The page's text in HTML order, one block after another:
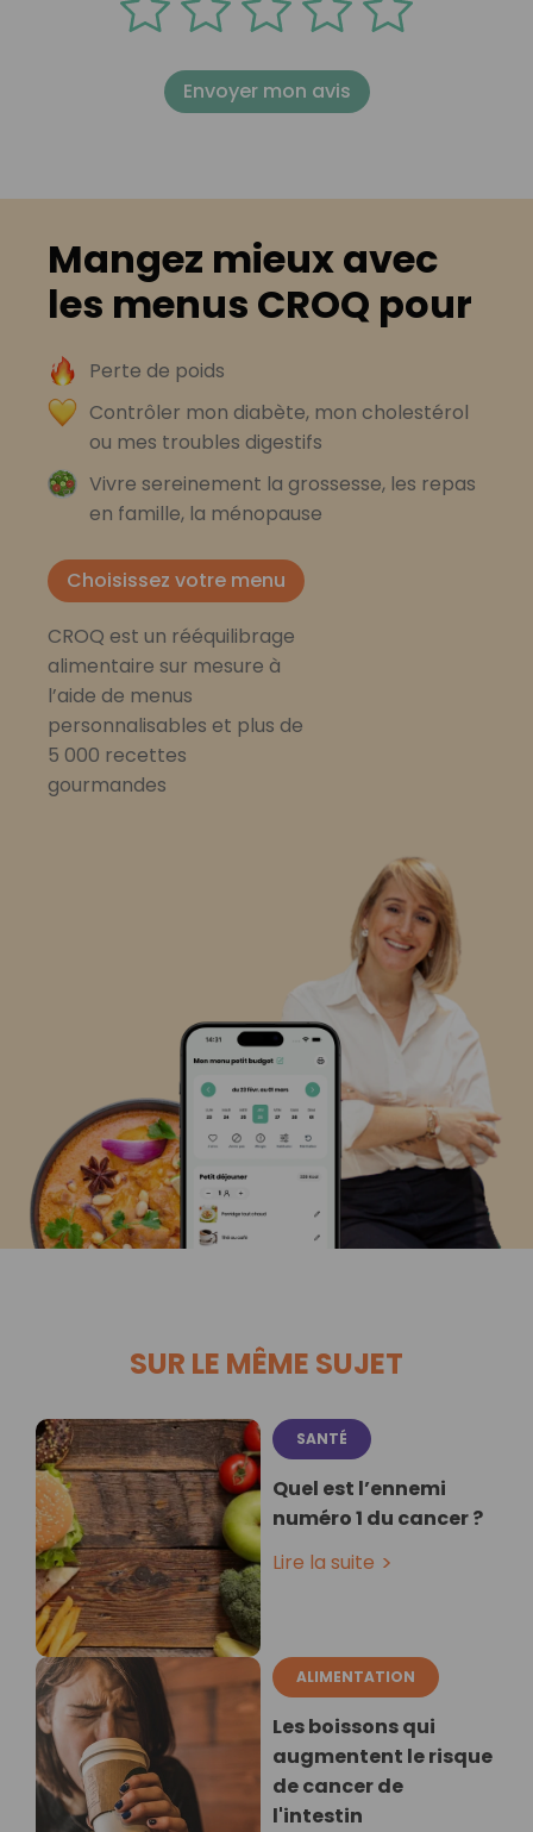
Envoyer mon avis
Mangez mieux avec
les menus CROQ pour
Perte de poids
Contrôler mon diabète, mon cholestérol
ou mes troubles digestifs
Vivre sereinement la grossesse, les repas
en famille, la ménopause
Choisissez votre menu
CROQ est un rééquilibrage
alimentaire sur mesure à
l’aide de menus
personnalisables et plus de
5 000 recettes
gourmandes
SUR LE MÊME SUJET
SANTÉ
Quel est l’ennemi
numéro 1 du cancer ?
Lire la suite
ALIMENTATION
Les boissons qui
augmentent le risque
de cancer de
l'intestin